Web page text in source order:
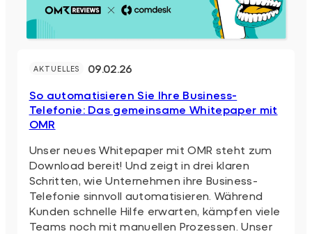
AKTUELLES 09.02.26
So automatisieren Sie Ihre Business-
Telefonie: Das gemeinsame Whitepaper mit
OMR
Unser neues Whitepaper mit OMR steht zum
Download bereit! Und zeigt in drei klaren
Schritten, wie Unternehmen ihre Business-
Telefonie sinnvoll automatisieren. Während
Kunden schnelle Hilfe erwarten, kämpfen viele
Teams noch mit manuellen Prozessen. Unser